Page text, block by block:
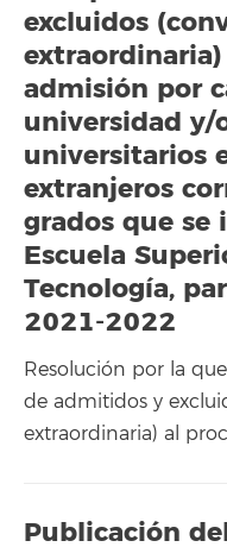
excluidos
admisión por
universidad y/
universitarios
extranjeros
grados que se
Escuela
Tecnología,
2021-2022
Resolución por la
de admitidos y
extraordinaria) al
Publicación